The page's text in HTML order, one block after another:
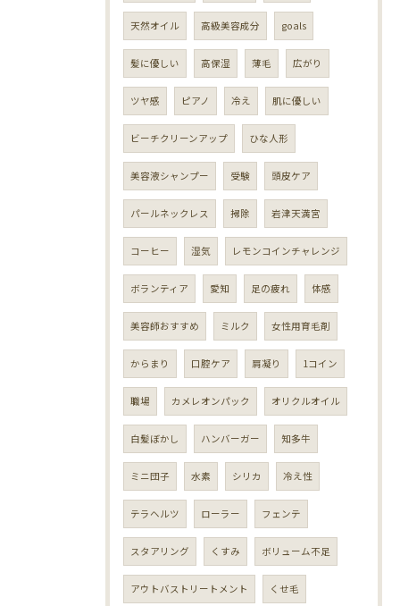
天然オイル 高級美容成分 goals
髪に優しい 高保湿 薄毛 広がり
ツヤ感 ピアノ 冷え 肌に優しい
ビーチクリーンアップ ひな人形
美容液シャンプー 受験 頭皮ケア
パールネックレス 掃除 岩津天満宮
コーヒー 湿気 レモンコインチャレンジ
ボランティア 愛知 足の疲れ 体感
美容師おすすめ ミルク 女性用育毛剤
からまり 口腔ケア 肩凝り 1コイン
職場 カメレオンパック オリクルオイル
白髪ぼかし ハンバーガー 知多牛
ミニ団子 水素 シリカ 冷え性
テラヘルツ ローラー フェンテ
スタアリング くすみ ボリューム不足
アウトバストリートメント くせ毛